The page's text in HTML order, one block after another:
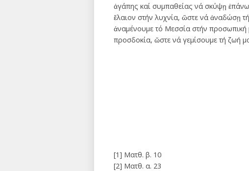
ἀγάπης καί συμπαθείας νά σκύψῃ
ἔλαιον στήν λυχνία, ὥστε νά ἀναδώσῃ
ἀναμένουμε τό Μεσσία στήν
προσδοκία, ὥστε νά γεμίσουμε τή ζωή
[1] Ματθ. β. 10
[2] Ματθ. α. 23